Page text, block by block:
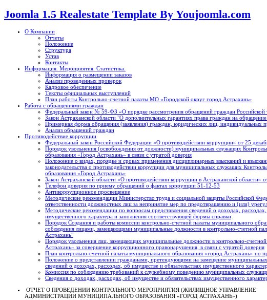
Joomla 1.5 Realestate Template By Youjoomla.com
О Компании
Отчеты
Положение
Структура
Устав
Контакты
Информация. Мероприятия. Статистика.
Информация о размещении заказов
Анализ проведенных проверок
Кадровое обеспечение
Тексты официальных выступлений
План работы Контрольно-счетной палаты МО «Городской округ город Астрахань»
Работа с обращениями граждан
Федеральный закон № 59-ФЗ «О порядке рассмотрения обращений граждан Российской
Закон Астраханской области "О дополнительных гарантиях права граждан на
Примерная форма обращения (заявления) граждан, юридических лиц, индивидуальных
Анализ обращений граждан
Противодействие коррупции
Федеральный закон Российской Федерации «О противодействии коррупции» от 25
Порядок увольнения (освобождения от должности) муниципальных служащих
образования «Город Астрахань» в связи с утратой доверия
Положение о видах, порядке и сроках применения дисциплинарных взысканий и
законодательства о противодействии коррупции для муниципальных служащих
образования «Город Астрахань»
Закон Астраханской области «О противодействии коррупции в Астраханской области»
Телефон доверия по приему обращений о фактах коррупции 51-12-53
Антикоррупционное просвещение
Методические рекомендации Министерство труда и социальной защиты Российской
ответственности должностных лиц за непринятие мер по предотвращению и (или)
Методические рекомендации по вопросам представления сведений о доходах,
имущественного характера и заполнения соответствующей формы справки
Порядок Создания и работы комиссии контрольно-счетной палаты муниципального
соблюдения лицами, замещающими муниципальные должности в контрольно-счетной
Астрахань"
Порядок увольнения лиц, замещающих муниципальные должности в контрольно-
Астрахань» за совершение коррупционного правонарушения, в связи с утратой доверия
План контрольно-счетной палаты муниципального образования «город Астрахань» по
Положение о представлении гражданами, претендующими на замещение
сведений о доходах, расходах, об имуществе и обязательствах имущественного
Комиссия по соблюдению требований к служебному поведению муниципальных
Сведения о доходах, расходах, об имуществе и обязательствах имущественного
ОТЧЕТ О ПРОВЕДЕНИИ КОНТРОЛЬНОГО МЕРОПРИЯТИЯ (ЖИЛИЩНОЕ УПРАВЛЕНИЕ
АДМИНИСТРАЦИИ МУНИЦИПАЛЬНОГО ОБРАЗОВАНИЯ «ГОРОД АСТРАХАНЬ»)